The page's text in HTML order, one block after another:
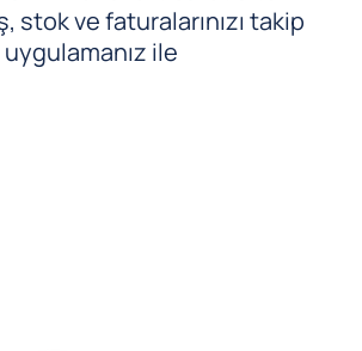
ve faturalarınızı takip
ile